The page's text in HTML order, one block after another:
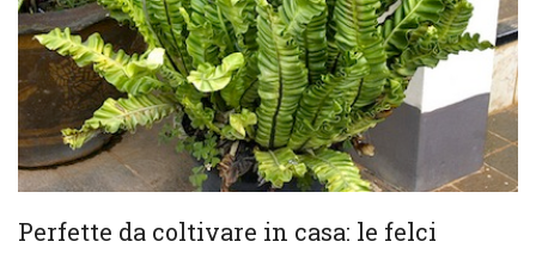
Perfette da coltivare in casa: le felci